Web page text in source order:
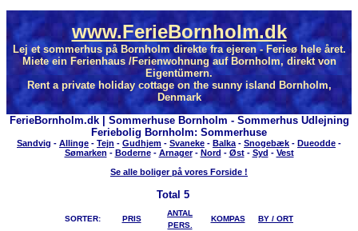
www.FerieBornholm.dk
Lej et sommerhus på Bornholm direkte fra ejeren - Ferieø hele året.
Miete ein Ferienhaus /Ferienwohnung auf Bornholm, direkt von
Eigentümern.
Rent a private holiday cottage on the sunny island Bornholm,
Denmark
FerieBornholm.dk | Sommerhuse Bornholm - Sommerhus Udlejning
Feriebolig Bornholm: Sommerhuse
Sandvig - Allinge - Tejn - Gudhjem - Svaneke - Balka - Snogebæk - Dueodde -
Sømarken - Boderne- Arnager- Nord - Øst- Syd - Vest
Se alle boliger på vores Forside !
Total 5
SORTER: PRIS
ANTAL
PERS.
KOMPAS BY / ORT